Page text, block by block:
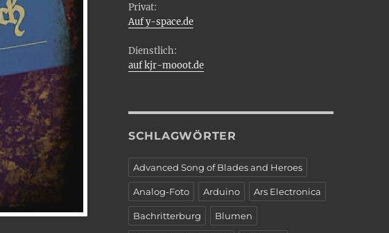
Privat:
Auf y-space.de
Dienstlich:
auf kjr-mooot.de
SCHLAGWÖRTER
Advanced Song of Blades and Heroes
Analog-Foto Arduino Ars Electronica
Bachritterburg Blumen